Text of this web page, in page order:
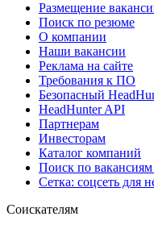
Размещение
Поиск по резюме
О компании
Наши вакансии
Реклама на сайте
Требования к ПО
Безопасный
HeadHunter API
Партнерам
Инвесторам
Каталог компаний
Поиск по
Сетка: соцсеть для
Соискателям